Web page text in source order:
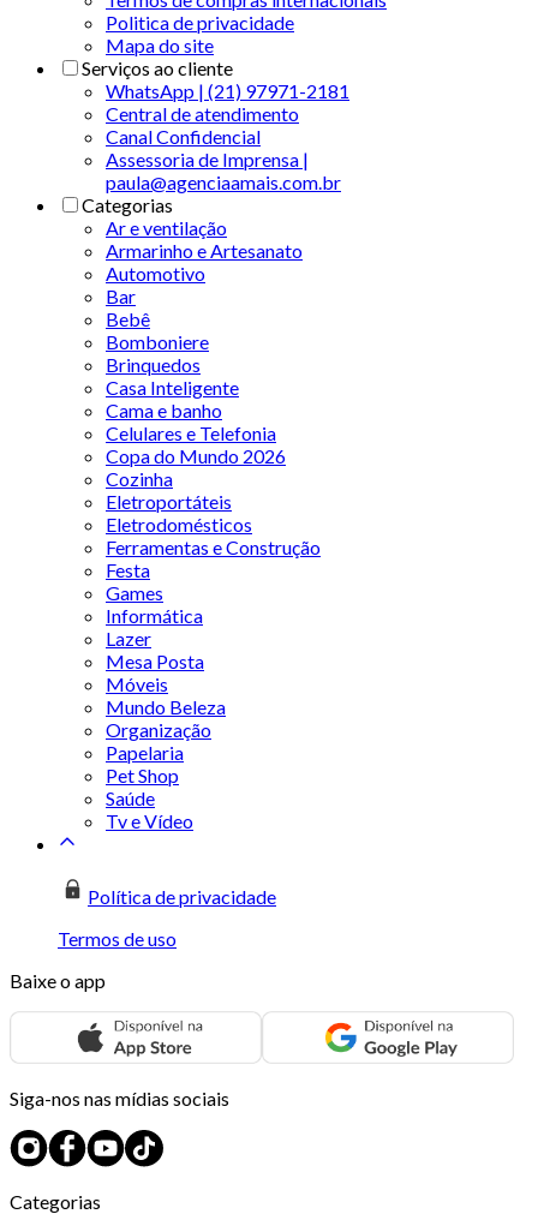
Politica de privacidade
Mapa do site
Serviços ao cliente
WhatsApp | (21) 97971-2181
Central de atendimento
Canal Confidencial
Assessoria de Imprensa |
paula@agenciaamais.com.br
Categorias
Ar e ventilação
Armarinho e Artesanato
Automotivo
Bar
Bebê
Bomboniere
Brinquedos
Casa Inteligente
Cama e banho
Celulares e Telefonia
Copa do Mundo 2026
Cozinha
Eletroportáteis
Eletrodomésticos
Ferramentas e Construção
Festa
Games
Informática
Lazer
Mesa Posta
Móveis
Mundo Beleza
Organização
Papelaria
Pet Shop
Saúde
Tv e Vídeo
Política de privacidade
Termos de uso
Baixe o app
Siga-nos nas mídias sociais
Categorias